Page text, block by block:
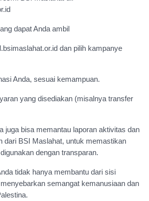
dapat Anda ambil
dan pilih kampanye
Anda, sesuai kemampuan.
yang disediakan (misalnya transfer
juga bisa memantau laporan aktivitas dan
dari BSI Maslahat, untuk memastikan
dengan transparan.
tidak hanya membantu dari sisi
semangat kemanusiaan dan